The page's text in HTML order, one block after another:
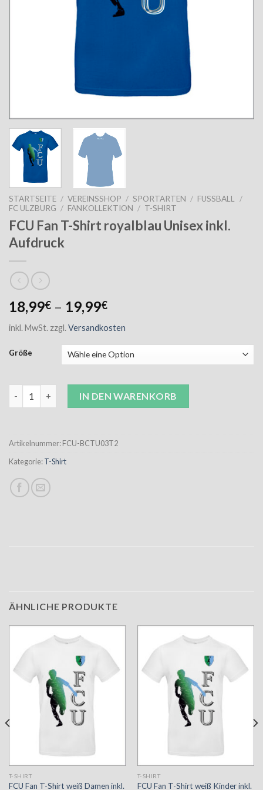
STARTSEITE / VEREINSSHOP / SPORTARTEN / FUSSBALL
/
FC ULZBURG / FANKOLLEKTION / T-SHIRT
FCU Fan T-Shirt royalblau Unisex inkl.
Aufdruck
18,99€ – 19,99€
inkl. MwSt. zzgl. Versandkosten
Größe
IN DEN WARENKORB
Artikelnummer:FCU-BCTU03T2
Kategorie:T-Shirt
ÄHNLICHE PRODUKTE
T-SHIRT
FCU Fan T-Shirt weiß Damen inkl.
T-SHIRT
FCU Fan T-Shirt weiß Kinder inkl.